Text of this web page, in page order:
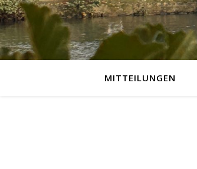
MITTEILUNGEN